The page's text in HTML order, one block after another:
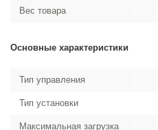
Вес товара
Основные характеристики
Тип управления
Тип установки
Максимальная загрузка